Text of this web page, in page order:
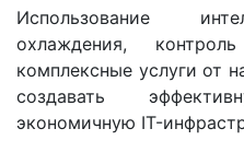
Использование
охлаждения,
комплексные услуги от
создавать
экономичную IT-